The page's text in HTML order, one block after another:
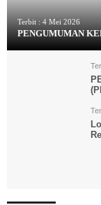
Terbit : 4 Mei 2026
PENGUMUMAN